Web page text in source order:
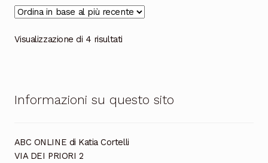
Visualizzazione di 4 risultatiOrdina
recente
Informazioni su questo sito
ABC ONLINE di Katia Cortelli
VIA DEI PRIORI 2